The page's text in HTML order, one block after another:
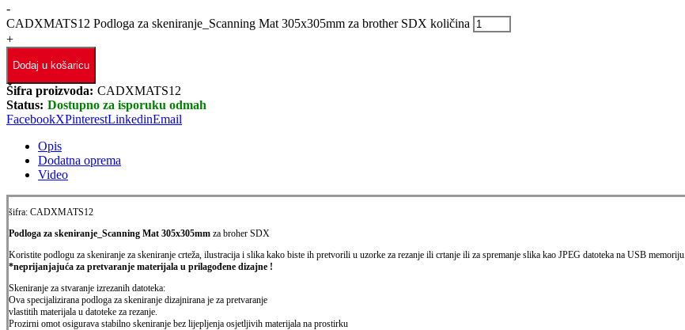
-
CADXMATS12 Podloga za skeniranje_Scanning Mat 305x305mm za brother SDX količina
+
Dodaj u košaricu
Šifra proizvoda: CADXMATS12
Status: Dostupno za isporuku odmah
FacebookXPinterestLinkedinEmail
Opis
Dodatna oprema
Video
šifra: CADXMATS12
Podloga za skeniranje_Scanning Mat 305x305mm za broher SDX
Koristite podlogu za skeniranje za skeniranje crteža, ilustracija i slika kako biste ih pretvorili u uzorke za rezanje ili crtanje ili za spremanje slika kao JPEG datoteka na USB memoriju.
*neprijanjajuća za pretvaranje materijala u prilagođene dizajne !
Skeniranje za stvaranje izrezanih datoteka:
Ova specijalizirana podloga za skeniranje dizajnirana je za pretvaranje
vlastitih materijala u datoteke za rezanje.
Prozirni omot osigurava stabilno skeniranje bez lijepljenja osjetljivih materijala na prostirku